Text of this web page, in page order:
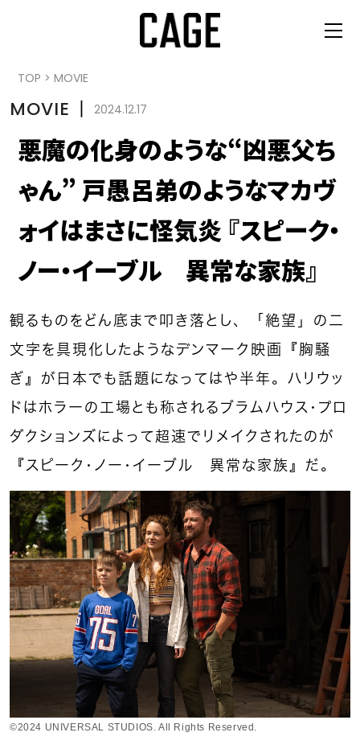
TOP > MOVIE
MOVIE 丨 2024.12.17
悪魔の化身のような“凶悪父ち
ゃん” 戸愚呂弟のようなマカヴ
ォイはまさに怪気炎 『スピーク・
ノー・イーブル 異常な家族』
観るものをどん底まで叩き落とし、「絶望」の二
文字を具現化したようなデンマーク映画『胸騒
ぎ』が日本でも話題になってはや半年。ハリウッ
ドはホラーの工場とも称されるブラムハウス・プロ
ダクションズによって超速でリメイクされたのが
『スピーク・ノー・イーブル 異常な家族』だ。
©2024 UNIVERSAL STUDIOS. All Rights Reserved.